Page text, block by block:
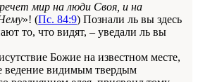
речет мир на люди Своя, и на
»! (Пс. 84:9) Познали ль вы здесь
то, что видят, – уведали ль вы
Божие на известном месте,
ведение видимым твердым